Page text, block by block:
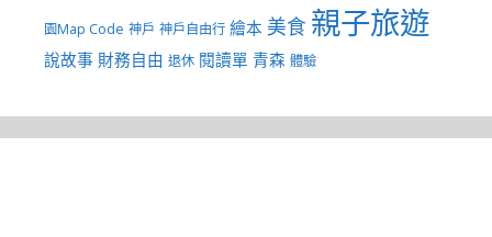
園Map Code 神戶 神戶自由行 繪本 美食 親子旅遊
說故事 財務自由 退休 閱讀單 青森 體驗